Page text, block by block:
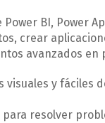
Power BI, Power
crear
avanzados en
y fáciles
resolver